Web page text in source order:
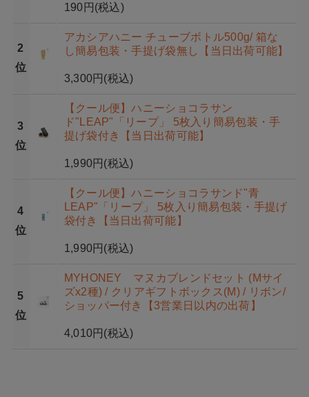
190円 (税込)
2
位
アカシアハニー チューブボトル500g/ 箱な
し簡易包装・手提げ袋無し【当日出荷可能】
3,300円 (税込)
3
位
【クール便】ハニーショコラサン
ド"LEAP"「リープ」 5枚入り簡易包装・手
提げ袋付き【当日出荷可能】
1,990円 (税込)
4
位
【クール便】ハニーショコラサンド"青
LEAP"「リープ」 5枚入り簡易包装・手提げ
袋付き【当日出荷可能】
1,990円 (税込)
5
位
MYHONEY マヌカブレンドセット (Mサイ
ズx2種) / クリアギフトボックス(M) / リボン/
ショッパー付き【3営業日以内の出荷】
4,010円 (税込)